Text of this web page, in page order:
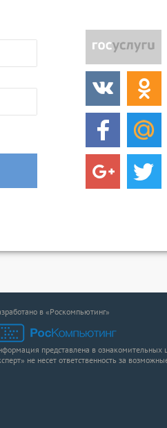
в «Роскомпьютинг»
представлена в
не несет ответственность за